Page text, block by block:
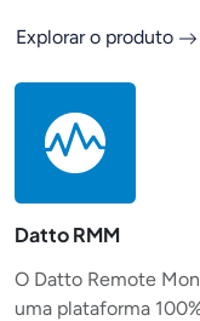
Explorar o produto
Datto RMM
O Datto Remote
uma plataforma